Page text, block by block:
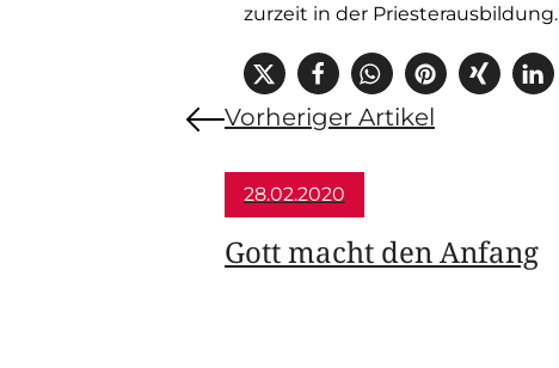
zurzeit in der Priesterausbildung.
Vorheriger Artikel
28.02.2020
Gott macht den Anfang